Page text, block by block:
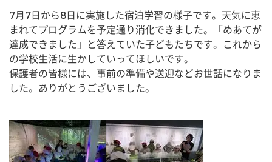
7月7日から8日に実施した宿泊学習の様子です。天気に恵
まれてプログラムを予定通り消化できました。「めあてが
達成できました」と答えていた子どもたちです。これから
の学校生活に生かしていってほしいです。
保護者の皆様には、事前の準備や送迎などお世話になりま
した。ありがとうございました。